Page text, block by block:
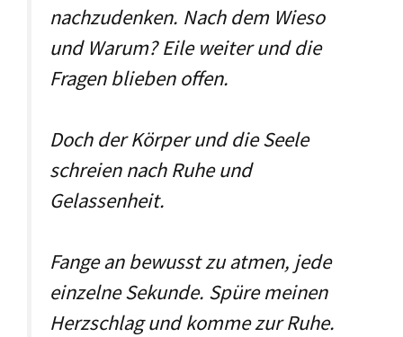
nachzudenken. Nach dem Wieso
und Warum? Eile weiter und die
Fragen blieben offen.
Doch der Körper und die Seele
schreien nach Ruhe und
Gelassenheit.
Fange an bewusst zu atmen, jede
einzelne Sekunde. Spüre meinen
Herzschlag und komme zur Ruhe.